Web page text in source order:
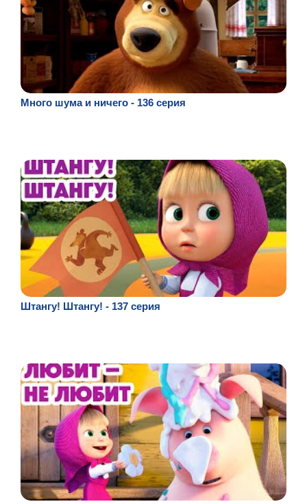
Много шума и ничего - 136 серия
Штангу! Штангу! - 137 серия